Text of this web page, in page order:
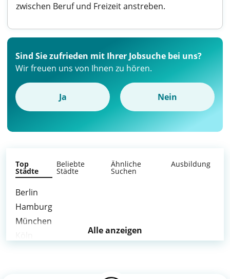
zwischen Beruf und Freizeit anstreben.
Sind Sie zufrieden mit Ihrer Jobsuche bei uns?
Wir freuen uns von Ihnen zu hören.
Ja Nein
Top
Städte
Beliebte
Städte
Ähnliche
Suchen
Ausbildung
Berlin
Hamburg
München
Alle anzeigen